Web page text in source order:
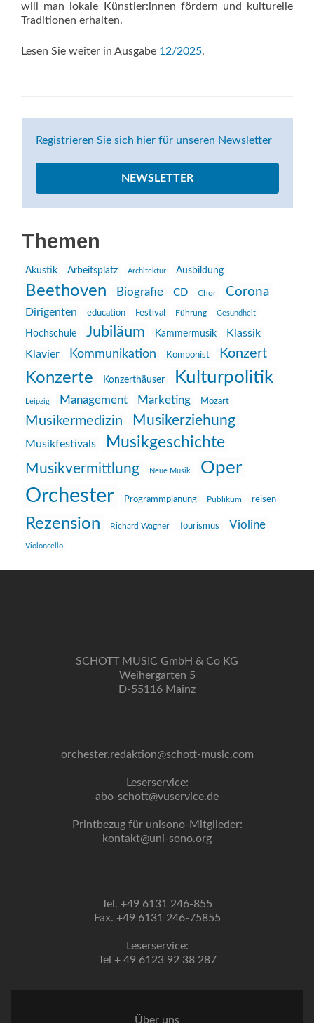
will man lokale Künstler:innen fördern und kulturelle
Traditionen erhalten.
Lesen Sie weiter in Ausgabe 12/2025.
Registrieren Sie sich hier für unseren Newsletter
NEWSLETTER
Themen
Akustik Arbeitsplatz Architektur Ausbildung
Beethoven Biografie CD Chor Corona
Dirigenten education Festival Führung Gesundheit
Hochschule Jubiläum Kammermusik
Klassik
Klavier
Kommunikation Komponist Konzert
Konzerte Konzerthäuser Kulturpolitik
Leipzig Management Marketing Mozart
Musikermedizin Musikerziehung
Musikfestivals Musikgeschichte
Musikvermittlung Neue Musik Oper
Orchester Programmplanung Publikum reisen
Rezension Richard Wagner Tourismus Violine
Violoncello
SCHOTT MUSIC GmbH & Co KG
Weihergarten 5
D-55116 Mainz
orchester.redaktion@schott-music.com
Leserservice:
abo-schott@vuservice.de
Printbezug für unisono-Mitglieder:
kontakt@uni-sono.org
Tel. +49 6131 246-855
Fax. +49 6131 246-75855
Leserservice:
Tel + 49 6123 92 38 287
Über uns